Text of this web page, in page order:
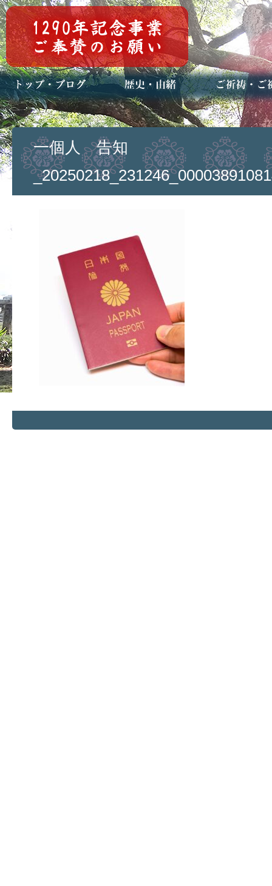
トップページ
ブログ(日々八百万)
お知らせ一覧 歴史・ご祭神
年中行事
メディア掲載 ご祈祷・ご祈
安産祈願
初宮参り
七五三詣
長寿のお祝い
神前結婚式
厄祓い・方位
車のお祓い
地鎮祭
神葬祭（神式
一個人 告知